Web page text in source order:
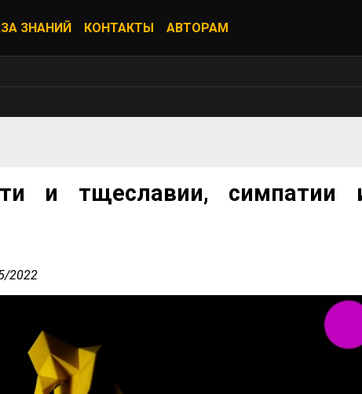
ЗНАНИЙ КОНТАКТЫ АВТОРАМ
и тщеславии, симпатии
2022